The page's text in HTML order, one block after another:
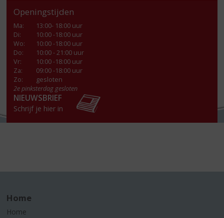
Openingstijden
Ma:
13:00- 18:00 uur
Di:
10:00 -18:00 uur
Wo:
10:00 -18:00 uur
Do:
10:00 - 21:00 uur
Vr:
10:00 -18:00 uur
Za:
09:00 -18:00 uur
Zo:
gesloten
2e pinksterdag gesloten
NIEUWSBRIEF
Schrijf je hier in
Home
Home